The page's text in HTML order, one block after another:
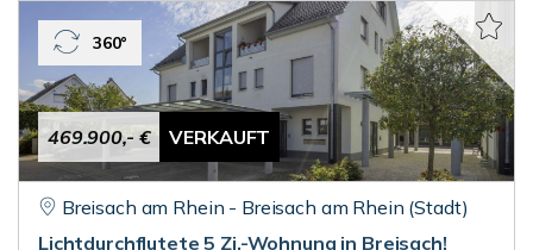
469.900,- € VERKAUFT
360°
Breisach am Rhein - Breisach am Rhein (Stadt)
Lichtdurchflutete 5 Zi.-Wohnung in Breisach!